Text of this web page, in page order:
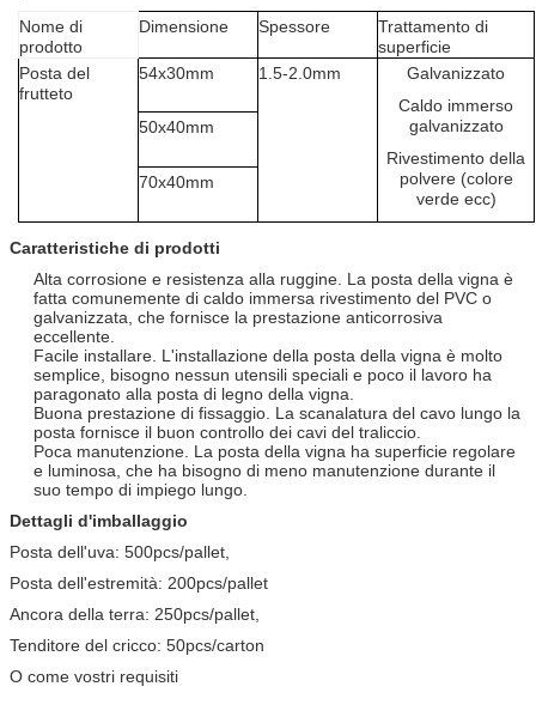
Nome di
prodotto
Dimensione Spessore
Trattamento di
superficie
Posta del
frutteto
54x30mm 1.5-2.0mm
Galvanizzato
Caldo immerso
galvanizzato
Rivestimento della
polvere (colore
verde ecc)
50x40mm
70x40mm
Caratteristiche di prodotti
Alta corrosione e resistenza alla ruggine. La posta della vigna è
fatta comunemente di caldo immersa rivestimento del PVC o
galvanizzata, che fornisce la prestazione anticorrosiva
eccellente.
Facile installare. L'installazione della posta della vigna è molto
semplice, bisogno nessun utensili speciali e poco il lavoro ha
paragonato alla posta di legno della vigna.
Buona prestazione di fissaggio. La scanalatura del cavo lungo la
posta fornisce il buon controllo dei cavi del traliccio.
Poca manutenzione. La posta della vigna ha superficie regolare
e luminosa, che ha bisogno di meno manutenzione durante il
suo tempo di impiego lungo.
Dettagli d'imballaggio
Posta dell'uva: 500pcs/pallet,
Posta dell'estremità: 200pcs/pallet
Ancora della terra: 250pcs/pallet,
Tenditore del cricco: 50pcs/carton
O come vostri requisiti